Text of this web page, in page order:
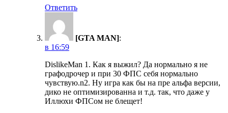
Ответить
[GTA MAN]:
в 16:59
DislikeMan 1. Как я выжил? Да нормально я не
графодрочер и при 30 ФПС себя нормально
чувствую.n2. Ну игра как бы на пре альфа версии,
дико не оптимизированна и т.д. так, что даже у
Иллюхи ФПСом не блещет!